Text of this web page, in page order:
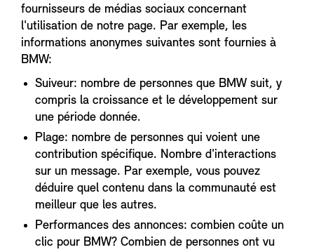
fournisseurs de médias sociaux concernant
l'utilisation de notre page. Par exemple, les
informations anonymes suivantes sont fournies à
BMW:
Suiveur: nombre de personnes que BMW suit, y
compris la croissance et le développement sur
une période donnée.
Plage: nombre de personnes qui voient une
contribution spécifique. Nombre d'interactions
sur un message. Par exemple, vous pouvez
déduire quel contenu dans la communauté est
meilleur que les autres.
Performances des annonces: combien coûte un
clic pour BMW? Combien de personnes ont vu